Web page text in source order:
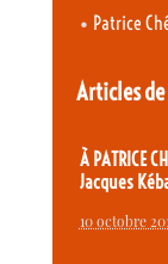
• Patrice
Articles
À PATRICE
Jacques
10 octobre